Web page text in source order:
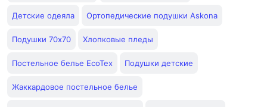
Детские одеяла Ортопедические подушки Askona
Подушки 70х70 Хлопковые пледы
Постельное белье EcoTex Подушки детские
Жаккардовое постельное белье